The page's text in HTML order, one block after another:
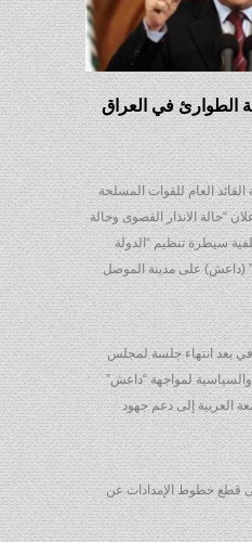
الطوارئ في العراق
العام للقوات المسلحة
“حالة الانذار القصوى وحالة
سيطرة تنظيم “الدولة
(داعش) على مدينة الموصل
بعد انتهاء جلسة لمجلس
والسياسية لمواجهة “داعش”
العربية إلى دعم جهود
قطع خطوط الإمدادات عن